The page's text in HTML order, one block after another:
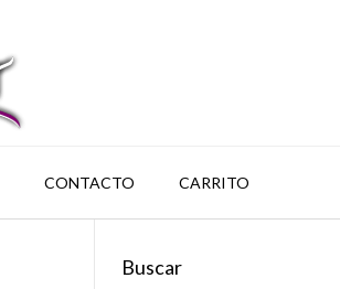
CONTACTO CARRITO
Buscar